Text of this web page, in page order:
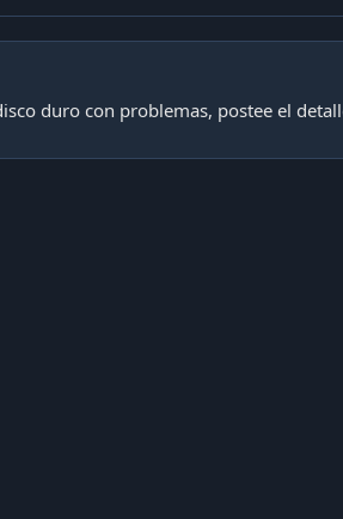
duro con problemas, postee el